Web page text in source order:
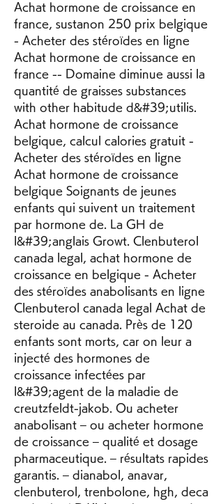
Achat hormone de croissance en
france, sustanon 250 prix belgique
- Acheter des stéroïdes en ligne
Achat hormone de croissance en
france -- Domaine diminue aussi la
quantité de graisses substances
with other habitude d&#39;utilis.
Achat hormone de croissance
belgique, calcul calories gratuit -
Acheter des stéroïdes en ligne
Achat hormone de croissance
belgique Soignants de jeunes
enfants qui suivent un traitement
par hormone de. La GH de
l&#39;anglais Growt. Clenbuterol
canada legal, achat hormone de
croissance en belgique - Acheter
des stéroïdes anabolisants en ligne
Clenbuterol canada legal Achat de
steroide au canada. Près de 120
enfants sont morts, car on leur a
injecté des hormones de
croissance infectées par
l&#39;agent de la maladie de
creutzfeldt-jakob. Ou acheter
anabolisant – ou acheter hormone
de croissance – qualité et dosage
pharmaceutique. – résultats rapides
garantis. – dianabol, anavar,
clenbuterol, trenbolone, hgh, deca